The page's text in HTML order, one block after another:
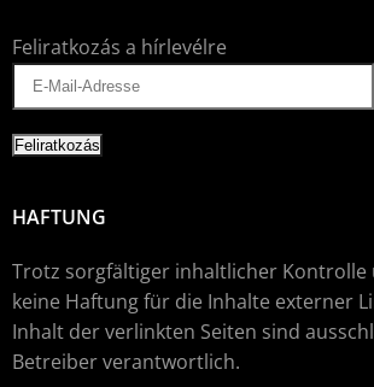
Feliratkozás a hírlevélre
HAFTUNG
Trotz sorgfältiger inhaltlicher
keine Haftung für die Inhalte externer
Inhalt der verlinkten Seiten sind
Betreiber verantwortlich.